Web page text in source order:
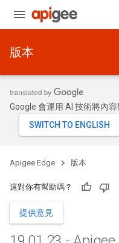
版本
Google 會運用 AI 技術將內
Apigee Edge 版本
這對你有幫助嗎？
提供意見